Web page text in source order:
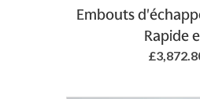
Add to
Embouts
Rapide